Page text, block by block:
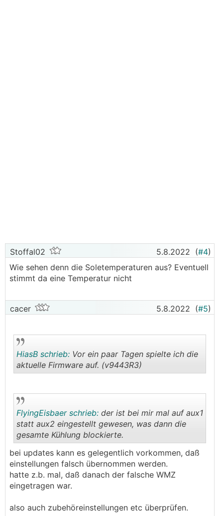
Stoffal02 5.8.2022 (#4)
Wie sehen denn die Soletemperaturen aus? Eventuell
stimmt da eine Temperatur nicht
cacer 5.8.2022 (#5)
..
HiasB schrieb: Vor ein paar Tagen spielte ich die
aktuelle Firmware auf. (v9443R3)
..
FlyingEisbaer schrieb: der ist bei mir mal auf aux1
statt aux2 eingestellt gewesen, was dann die
gesamte Kühlung blockierte.
bei updates kann es gelegentlich vorkommen, daß
einstellungen falsch übernommen werden.
hatte z.b. mal, daß danach der falsche WMZ
eingetragen war.
also auch zubehöreinstellungen etc überprüfen.